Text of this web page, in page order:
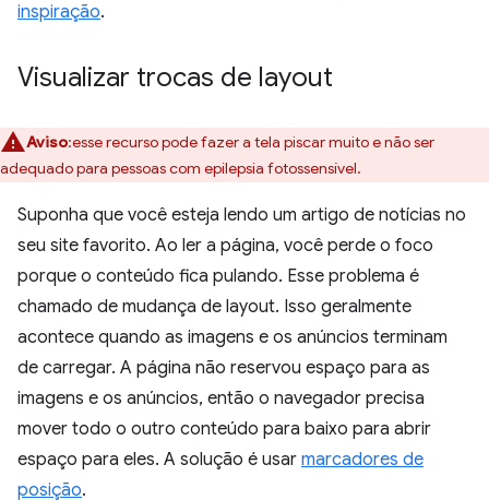
inspiração.
Visualizar trocas de layout
Aviso:esse recurso pode fazer a tela piscar muito e não ser
adequado para pessoas com epilepsia fotossensível.
Suponha que você esteja lendo um artigo de notícias no
seu site favorito. Ao ler a página, você perde o foco
porque o conteúdo fica pulando. Esse problema é
chamado de mudança de layout. Isso geralmente
acontece quando as imagens e os anúncios terminam
de carregar. A página não reservou espaço para as
imagens e os anúncios, então o navegador precisa
mover todo o outro conteúdo para baixo para abrir
espaço para eles. A solução é usar marcadores de
posição.